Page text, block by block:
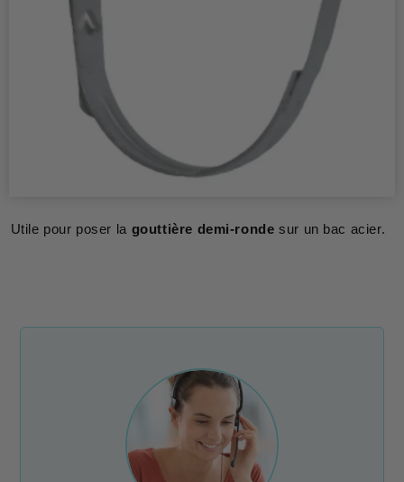
Utile pour poser la gouttière demi-ronde sur un bac acier.